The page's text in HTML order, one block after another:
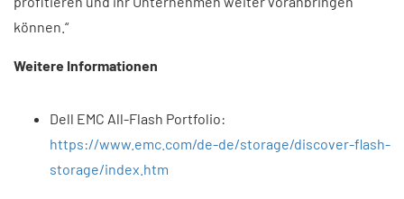
können.“
Weitere Informationen
Dell EMC All-Flash Portfolio:
https://www.emc.com/de-de/storage/discover-flash-
storage/index.htm